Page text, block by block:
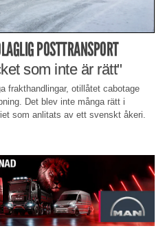
POSTTRANSPORT
som inte är rätt"
frakthandlingar, otillåtet cabotage
Det blev inte många rätt i
som anlitats av ett svenskt åkeri.